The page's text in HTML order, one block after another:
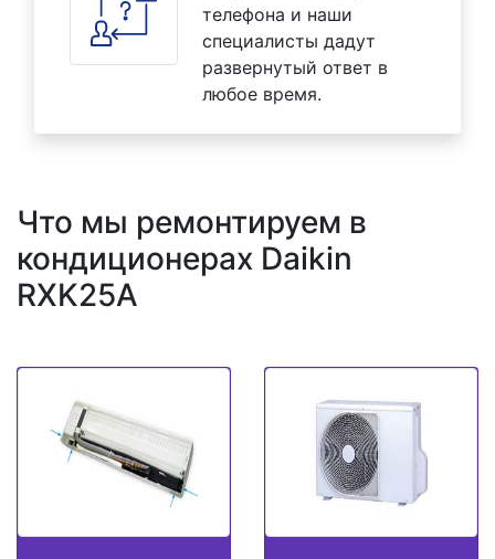
телефона и наши
специалисты дадут
развернутый ответ в
любое время.
Что мы ремонтируем в
кондиционерах Daikin
RXK25A